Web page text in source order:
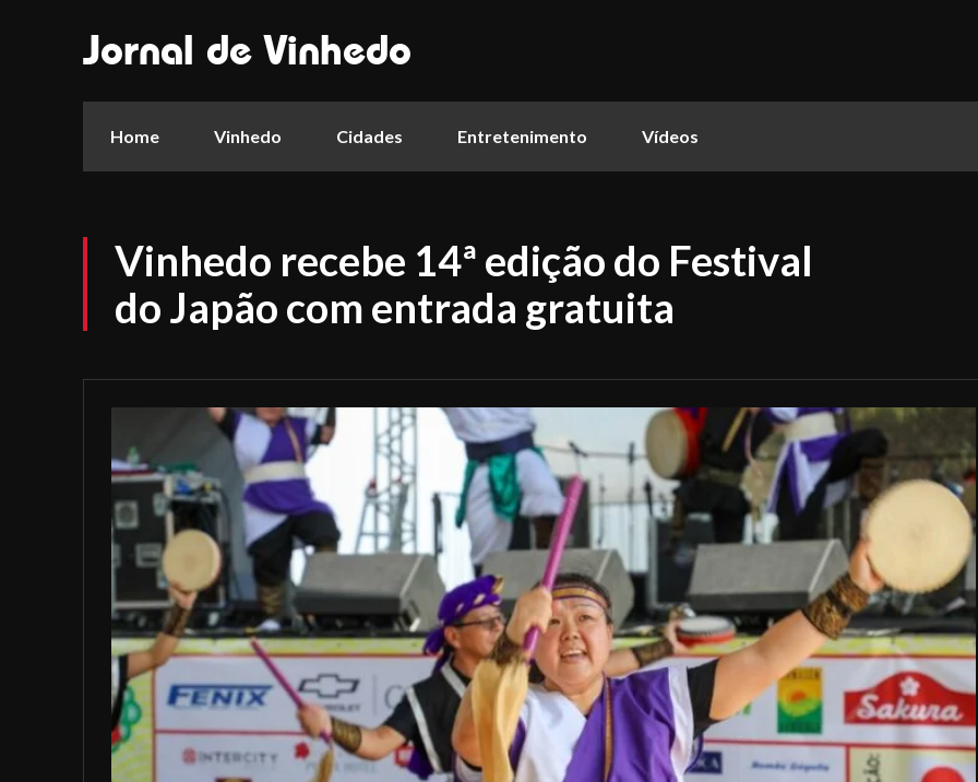
Jornal de Vinhedo
Home Vinhedo Cidades Entretenimento Vídeos
Vinhedo recebe 14ª edição do Festival
do Japão com entrada gratuita